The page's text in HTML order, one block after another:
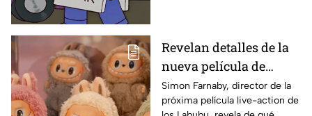
Revelan detalles de la
nueva película de
Labubu: de qué tratará
y cuándo se estrena
Simon Farnaby, director de la
próxima película live-action de